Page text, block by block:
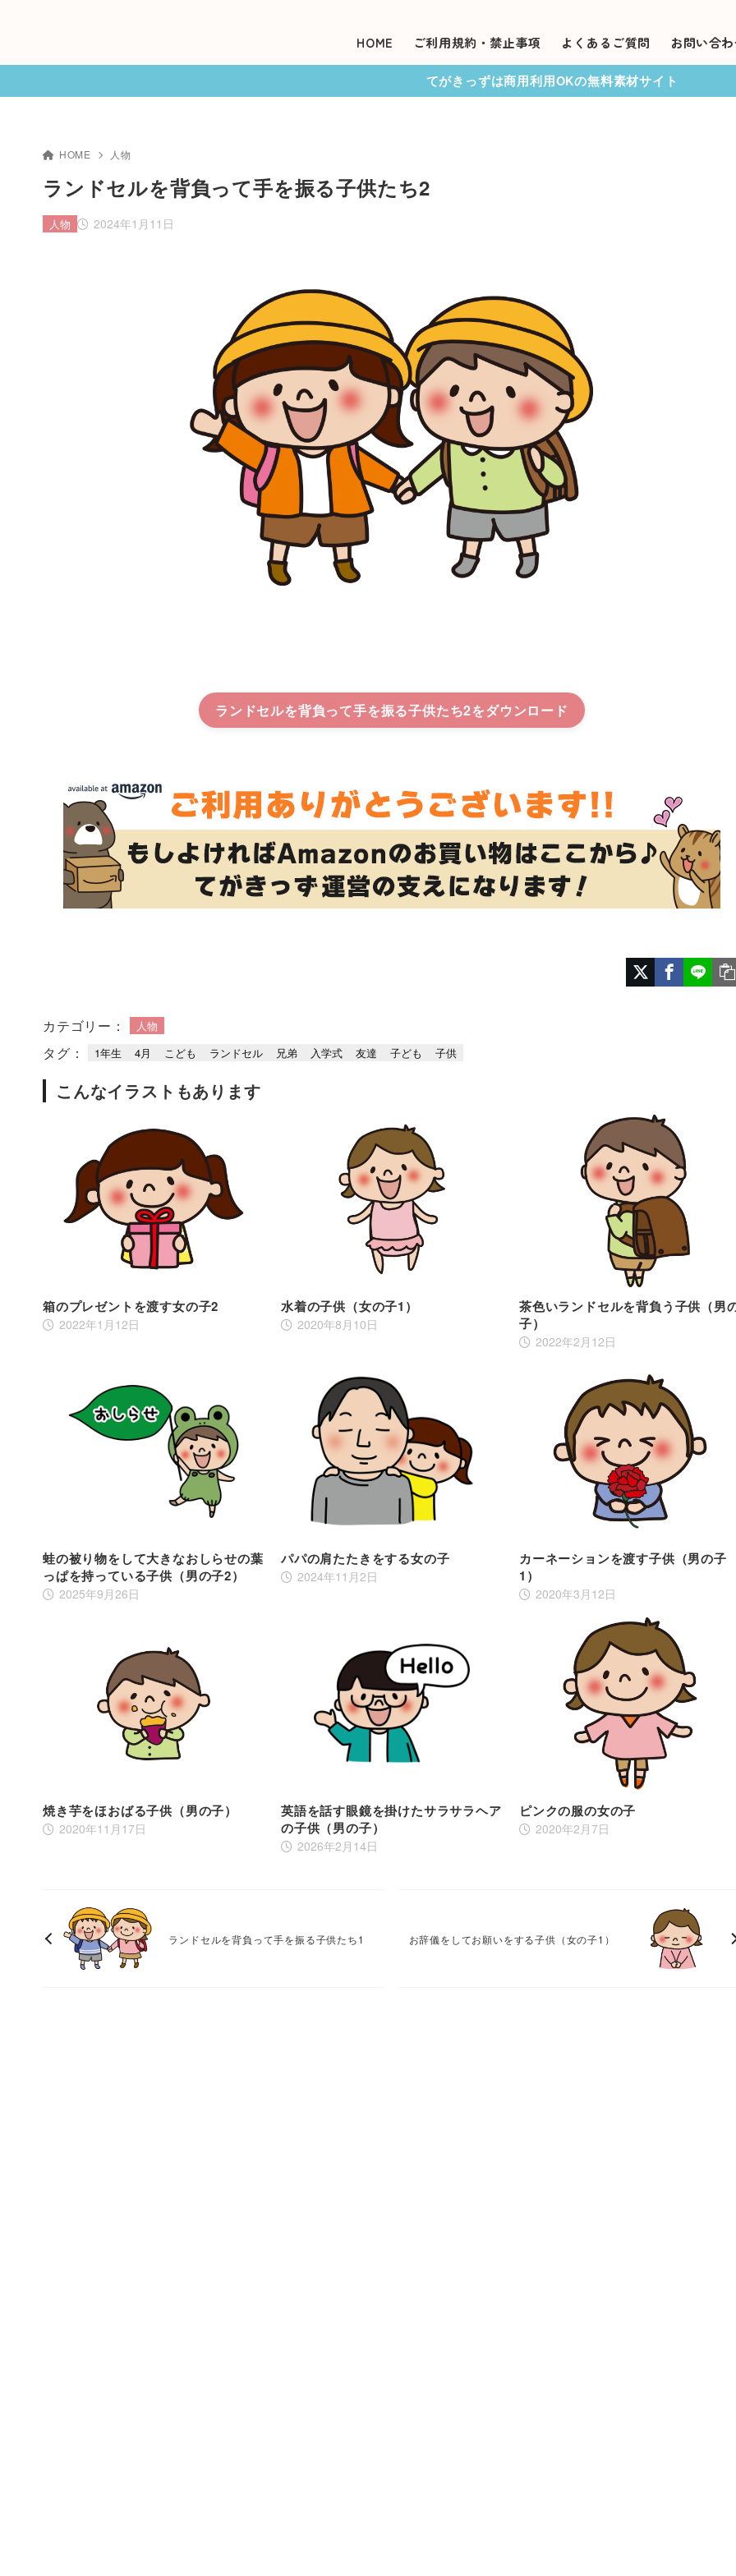
HOME ご利用規約・禁止事項 よくあるご質問 お問い合
てがきっずは商用利用OKの無料素材サイト
HOME 人物
ランドセルを背負って手を振る子供たち2
2024年1月11日
人物
ランドセルを背負って手を振る子供たち2
カテゴリー： 人物
タグ： 1年生 4月 こども ランドセル 兄弟 入学式 友達 子ども 子供
こんなイラストもあります
箱のプレゼントを渡す女の子2
2022年1月12日
水着の子供（女の子1）
2020年8月10日
茶色いランドセルを背負う子供（男
子）
2022年2月12日
蛙の被り物をして大きなおしらせの葉
っぱを持っている子供（男の子2）
2025年9月26日
パパの肩たたきをする女の子
2024年11月2日
カーネーションを渡す子供（男の子
1）
2020年3月12日
焼き芋をほおばる子供（男の子）
2020年11月17日
英語を話す眼鏡を掛けたサラサラヘア
の子供（男の子）
2026年2月14日
ピンクの服の女の子
2020年2月7日
ランドセルを背負って手を振る子供たち1 お辞儀をしてお願いをする子供（女の子1）